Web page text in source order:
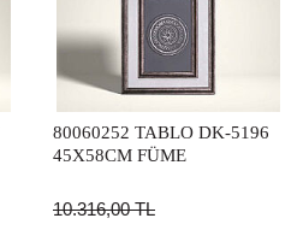
80060252 TABLO DK-5196
45X58CM FÜME
10.316,00TL